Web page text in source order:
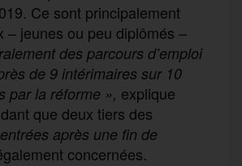
Ce sont principalement
– jeunes ou peu diplômés –
des parcours d’emploi
de 9 intérimaires sur 10
par la réforme », explique
que deux tiers des
après une fin de
concernées.